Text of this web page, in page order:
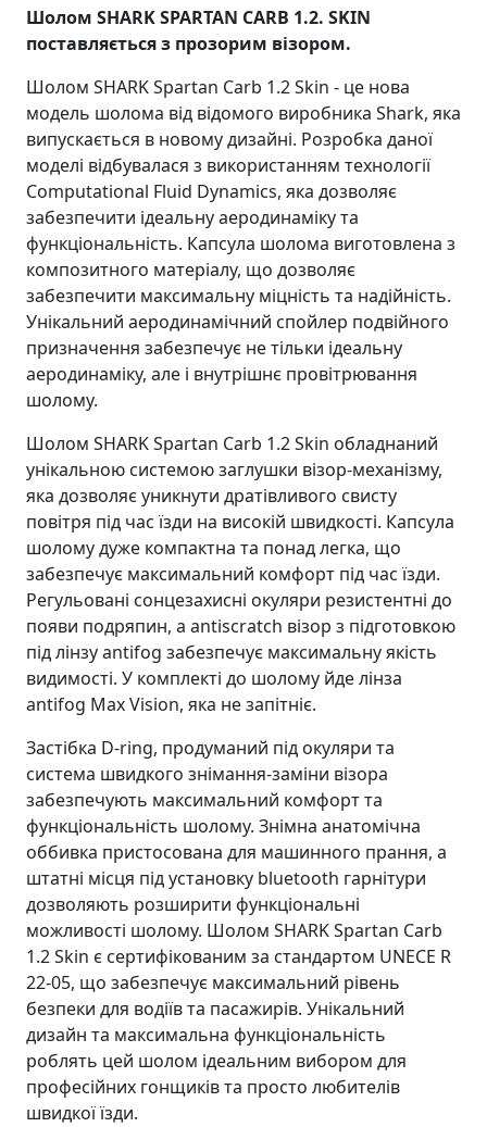
Шолом SHARK SPARTAN CARB 1.2. SKIN
поставляється з прозорим візором.
Шолом SHARK Spartan Carb 1.2 Skin - це нова
модель шолома від відомого виробника Shark, яка
випускається в новому дизайні. Розробка даної
моделі відбувалася з використанням технології
Computational Fluid Dynamics, яка дозволяє
забезпечити ідеальну аеродинаміку та
функціональність. Капсула шолома виготовлена з
композитного матеріалу, що дозволяє
забезпечити максимальну міцність та надійність.
Унікальний аеродинамічний спойлер подвійного
призначення забезпечує не тільки ідеальну
аеродинаміку, але і внутрішнє провітрювання
шолому.
Шолом SHARK Spartan Carb 1.2 Skin обладнаний
унікальною системою заглушки візор-механізму,
яка дозволяє уникнути дратівливого свисту
повітря під час їзди на високій швидкості. Капсула
шолому дуже компактна та понад легка, що
забезпечує максимальний комфорт під час їзди.
Регульовані сонцезахисні окуляри резистентні до
появи подряпин, а antiscratch візор з підготовкою
під лінзу antifog забезпечує максимальну якість
видимості. У комплекті до шолому йде лінза
antifog Max Vision, яка не запітніє.
Застібка D-ring, продуманий під окуляри та
система швидкого знімання-заміни візора
забезпечують максимальний комфорт та
функціональність шолому. Знімна анатомічна
оббивка пристосована для машинного прання, а
штатні місця під установку bluetooth гарнітури
дозволяють розширити функціональні
можливості шолому. Шолом SHARK Spartan Carb
1.2 Skin є сертифікованим за стандартом UNECE R
22-05, що забезпечує максимальний рівень
безпеки для водіїв та пасажирів. Унікальний
дизайн та максимальна функціональність
роблять цей шолом ідеальним вибором для
професійних гонщиків та просто любителів
швидкої їзди.